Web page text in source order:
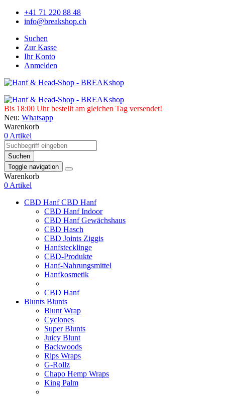
+41 71 220 88 48
info@breakshop.ch
Suchen
Zur Kasse
Ihr Konto
Anmelden
Bis 18:00 Uhr bestellt am gleichen Tag versendet!
Neu: Whatsapp
Warenkorb
0 Artikel
Suchen
Toggle navigation
Warenkorb
0 Artikel
CBD HanfCBD Hanf
CBD Hanf Indoor
CBD Hanf Gewächshaus
CBD Hasch
CBD Joints Ziggis
Hanfstecklinge
CBD-Produkte
Hanf-Nahrungsmittel
Hanfkosmetik
CBD Hanf
Blunts Blunts
Blunt Wrap
Cyclones
Super Blunts
Juicy Blunt
Backwoods
Rips Wraps
G-Rollz
Chapo Hemp Wraps
King Palm